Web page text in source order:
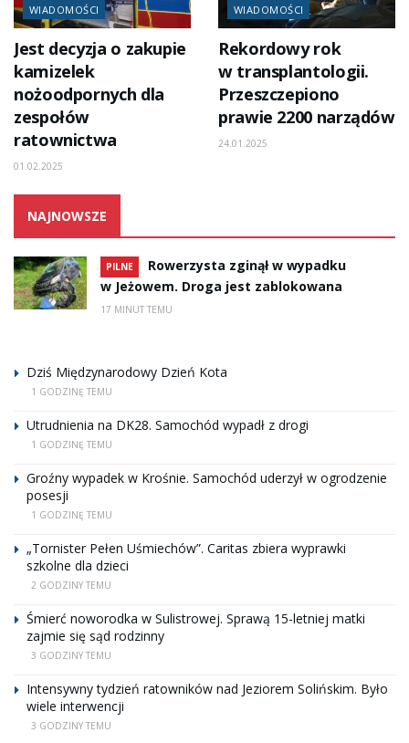
WIADOMOŚCI
Jest decyzja o zakupie
kamizelek
nożoodpornych dla
zespołów
ratownictwa
01.02.2025
WIADOMOŚCI
Rekordowy rok
w transplantologii.
Przeszczepiono
prawie 2200 narządów
24.01.2025
NAJNOWSZE
PILNE
Rowerzysta zginął w wypadku
w Jeżowem. Droga jest zablokowana
17 MINUT TEMU
Dziś Międzynarodowy Dzień Kota
1 GODZINĘ TEMU
Utrudnienia na DK28. Samochód wypadł z drogi
1 GODZINĘ TEMU
Groźny wypadek w Krośnie. Samochód uderzył w ogrodzenie
posesji
1 GODZINĘ TEMU
„Tornister Pełen Uśmiechów”. Caritas zbiera wyprawki
szkolne dla dzieci
2 GODZINY TEMU
Śmierć noworodka w Sulistrowej. Sprawą 15-letniej matki
zajmie się sąd rodzinny
3 GODZINY TEMU
Intensywny tydzień ratowników nad Jeziorem Solińskim. Było
wiele interwencji
3 GODZINY TEMU